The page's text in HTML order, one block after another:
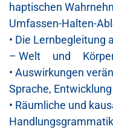
haptischen
Umfassen-Halten-
• Die Lernbegleitung
– Welt und Körper
• Auswirkungen
Sprache,
• Räumliche und
Handlungsgrammatik